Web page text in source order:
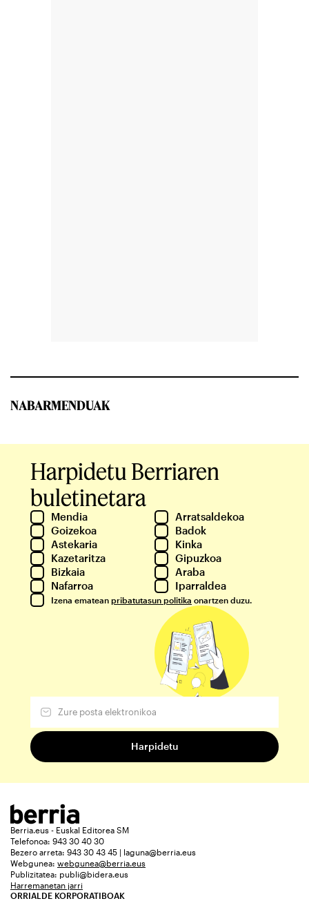
NABARMENDUAK
Harpidetu Berriaren
buletinetara
Mendia
Arratsaldekoa
Goizekoa
Badok
Astekaria
Kinka
Kazetaritza
Gipuzkoa
Bizkaia
Araba
Nafarroa
Iparraldea
Izena ematean pribatutasun politika onartzen duzu.
Berria.eus - Euskal Editorea SM
Telefonoa: 943 30 40 30
Bezero arreta: 943 30 43 45 | laguna@berria.eus
Webgunea: webgunea@berria.eus
Publizitatea: publi@bidera.eus
Harremanetan jarri
ORRIALDE KORPORATIBOAK